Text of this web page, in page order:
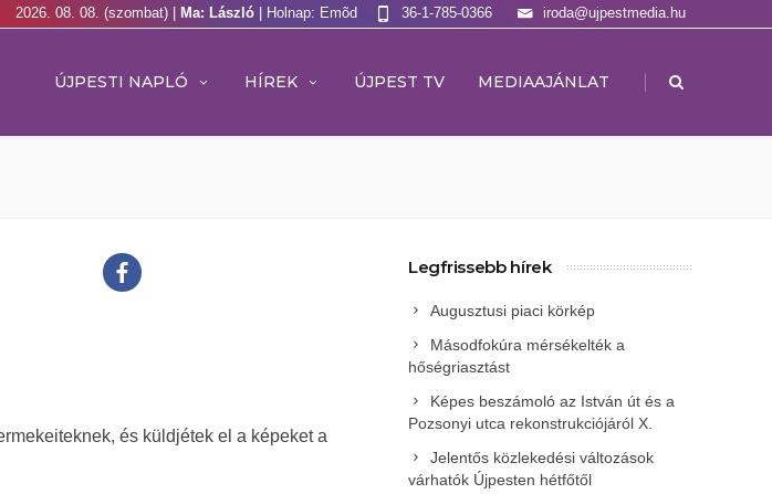
2026. 08. 08. (szombat) | Ma: László | Holnap: Emõd iroda@ujpestmedia.hu
36-1-785-0366
ÚJPESTI NAPLÓ HÍREK ÚJPEST TV MEDIAAJÁNLAT |
és küldjétek el a képeket a
Legfrissebb hírek
Augusztusi piaci körkép
Másodfokúra mérsékelték a
hőségriasztást
Képes beszámoló az István út és a
Pozsonyi utca rekonstrukciójáról X.
Jelentős közlekedési változások
várhatók Újpesten hétfőtől